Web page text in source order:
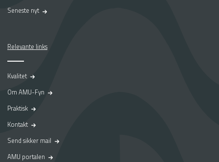
Seneste nyt
Relevante links
Kvalitet
Om AMU-Fyn
Praktisk
Kontakt
Send sikker mail
AMU portalen